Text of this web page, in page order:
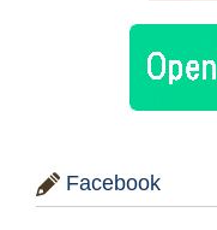
Facebook